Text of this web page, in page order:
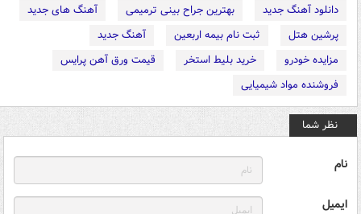
دانلود آهنگ جدید
بهترین جراح بینی ترمیمی
آهنگ های جدید
پرشین هتل
ثبت نام بیمه اربعین
آهنگ جدید
مزایده خودرو
خرید بلیط استخر
قیمت ورق آهن پرایس
فروشنده مواد شیمیایی
نظر شما
نام
ایمیل